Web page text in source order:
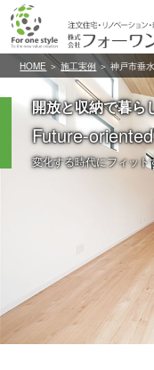
HOME ＞施工実例 ＞ 神戸市垂
開放と収納で暮ら
Future-
変化する時代にフィッ